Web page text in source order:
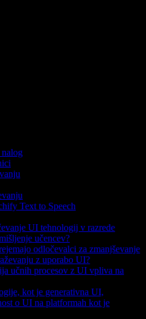
Text to Speech
UI tehnologij v razrede
učencev?
odločevalci za zmanjševanje
z uporabo UI?
učnih procesov z UI vpliva na
kot je generativna UI,
o UI na platformah kot je